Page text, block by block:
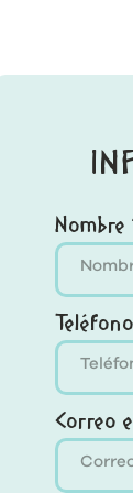
Nombre
Teléfono
Correo